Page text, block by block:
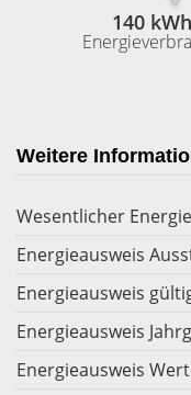
140
Weitere
Wesentlicher
Energieausweis
Energieausweis
Energieausweis
Energieausweis